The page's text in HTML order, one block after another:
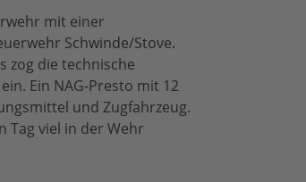
mit einer
Schwinde/Stove.
zog die technische
Ein NAG-Presto mit 12
und Zugfahrzeug.
Tag viel in der Wehr